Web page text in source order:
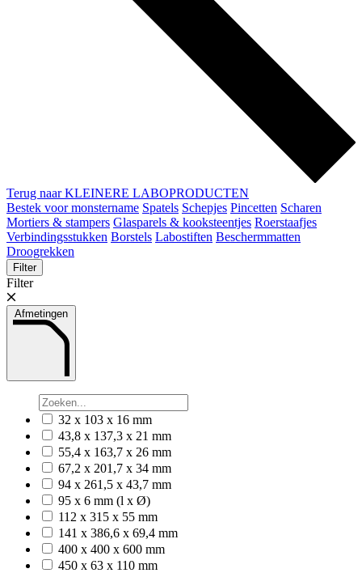
Terug naar KLEINERE LABOPRODUCTEN
Bestek voor monstername Spatels Schepjes Pincetten Scharen
Mortiers & stampers Glasparels & kooksteentjes Roerstaafjes
Verbindingsstukken Borstels Labostiften Beschermmatten
Droogrekken
Filter
Filter
Afmetingen
32 x 103 x 16 mm
43,8 x 137,3 x 21 mm
55,4 x 163,7 x 26 mm
67,2 x 201,7 x 34 mm
94 x 261,5 x 43,7 mm
95 x 6 mm (l x Ø)
112 x 315 x 55 mm
141 x 386,6 x 69,4 mm
400 x 400 x 600 mm
450 x 63 x 110 mm